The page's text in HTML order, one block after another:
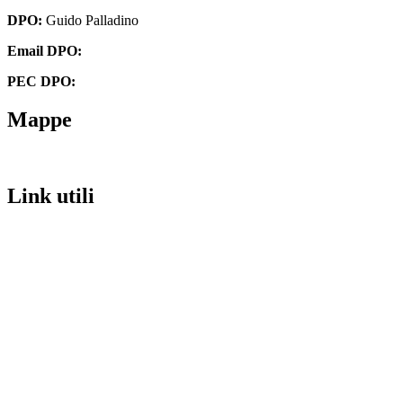
DPO: Guido Palladino
Email DPO:
PEC DPO:
Mappe
Link utili